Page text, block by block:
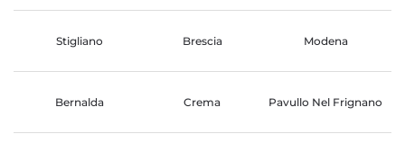
Stigliano Brescia Modena
Bernalda Crema Pavullo Nel Frignano